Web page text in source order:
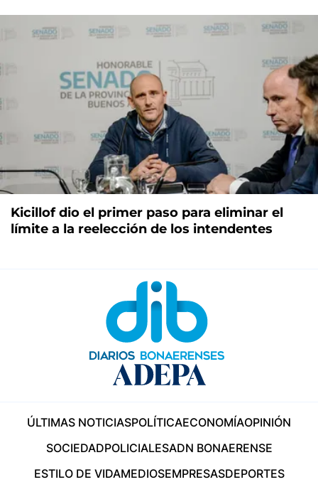
Kicillof dio el primer paso para eliminar el
límite a la reelección de los intendentes
ÚLTIMAS NOTICIASPOLÍTICAECONOMÍAOPINIÓN
SOCIEDADPOLICIALESADN BONAERENSE
ESTILO DE VIDAMEDIOSEMPRESASDEPORTES